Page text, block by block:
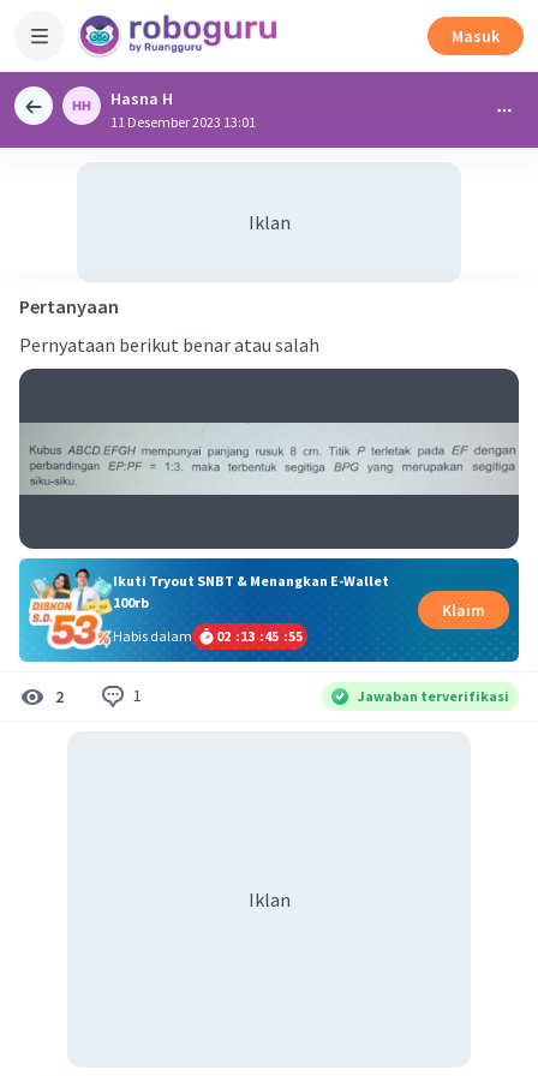
Masuk
Hasna H
11 Desember 2023 13:01
Iklan
Pertanyaan
Pernyataan berikut benar atau salah
Ikuti Tryout SNBT & Menangkan E-Wallet
100rb
Habis dalam
02 :13 :45 :55
Klaim
2 1 Jawaban terverifikasi
Iklan